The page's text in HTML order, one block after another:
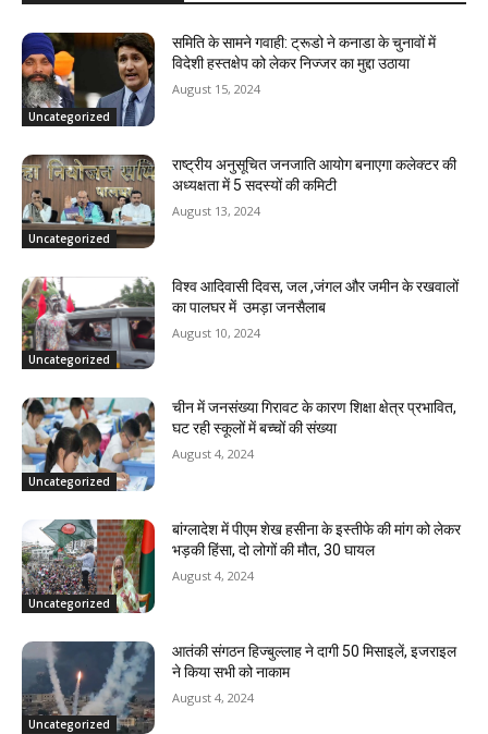
Uncategorized
समिति के सामने गवाही: ट्रूडो ने कनाडा के चुनावों में
विदेशी हस्तक्षेप को लेकर निज्जर का मुद्दा उठाया
August 15, 2024
Uncategorized
राष्ट्रीय अनुसूचित जनजाति आयोग बनाएगा कलेक्टर की
अध्यक्षता में 5 सदस्यों की कमिटी
August 13, 2024
Uncategorized
विश्व आदिवासी दिवस, जल ,जंगल और जमीन के रखवालों
का पालघर में उमड़ा जनसैलाब
August 10, 2024
Uncategorized
चीन में जनसंख्या गिरावट के कारण शिक्षा क्षेत्र प्रभावित,
घट रही स्कूलों में बच्चों की संख्या
August 4, 2024
Uncategorized
बांग्लादेश में पीएम शेख हसीना के इस्तीफे की मांग को लेकर
भड़की हिंसा, दो लोगों की मौत, 30 घायल
August 4, 2024
Uncategorized
आतंकी संगठन हिज्बुल्लाह ने दागी 50 मिसाइलें, इजराइल
ने किया सभी को नाकाम
August 4, 2024